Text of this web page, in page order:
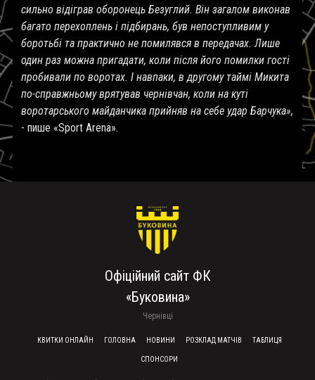
сильно відіграв оборонець Безуглий. Він загалом виконав
багато перехоплень і підбирань, був непоступливим у
боротьбі та практично не помилявся в передачах. Лише
один раз можна пригадати, коли після його помилки гості
пробивали по воротах. І навпаки, в другому таймі Микита
по-справжньому врятував чернівчан, коли на куті
воротарського майданчика прийняв на себе удар Барчука»,
- пише «Sport Arena».
Офіційний сайт ФК
«Буковина»
Чернівці
FOOTER MENU
КВИТКИ ОНЛАЙН ГОЛОВНА НОВИНИ РОЗКЛАД МАТЧІВ ТАБЛИЦЯ
СПОНСОРИ